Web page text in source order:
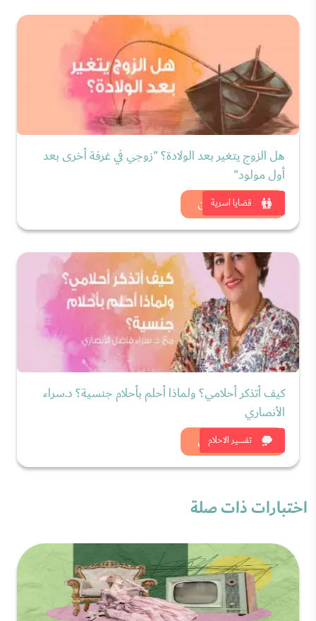
قضايا اسرية
هل الزوج يتغير بعد الولادة؟ "زوجي في غرفة أخرى بعد
أول مولود"
شاهد الان
تفسير الاحلام
كيف أتذكر أحلامي؟ ولماذا أحلم بأحلام جنسية؟ د.سراء
الأنصاري
شاهد الان
اختبارات ذات صلة